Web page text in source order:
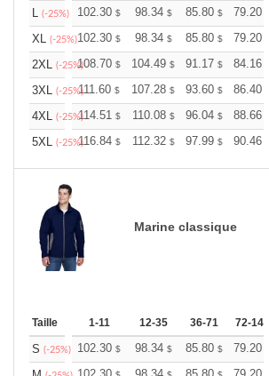
L (-25%) 102.30 $ 98.34 $ 85.80 $ 79.20
XL (-25%)102.30 $ 98.34 $ 85.80 $ 79.20
2XL (-25%)108.70 $ 104.49 $ 91.17 $ 84.16
3XL (-25%)111.60 $ 107.28 $ 93.60 $ 86.40
4XL (-25%)114.51 $ 110.08 $ 96.04 $ 88.66
5XL (-25%)116.84 $ 112.32 $ 97.99 $ 90.46
Marine classique
Taille 1-11 12-35 36-71 72-143
S (-25%) 102.30 $ 98.34 $ 85.80 $ 79.20